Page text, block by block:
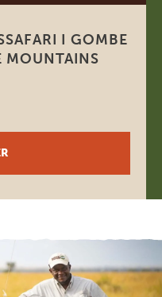
I GOMBE
MOUNTAINS